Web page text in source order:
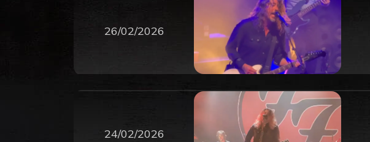
26/02/2026
24/02/2026